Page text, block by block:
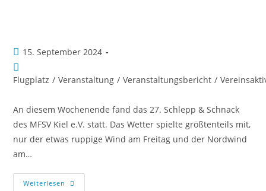
15. September 2024
Flugplatz / Veranstaltung / Veranstaltungsbericht /
An diesem Wochenende fand das 27. Schlepp & Schnack
des MFSV Kiel e.V. statt. Das Wetter spielte größtenteils mit,
nur der etwas ruppige Wind am Freitag und der Nordwind
am…
Weiterlesen